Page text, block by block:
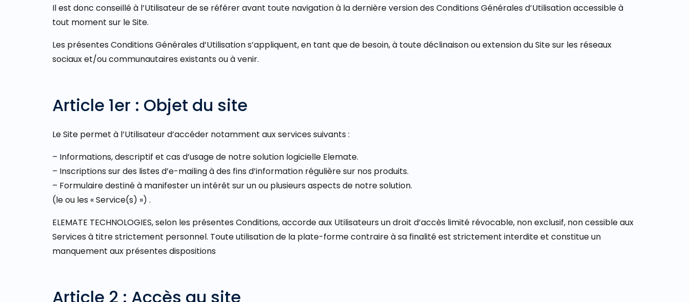
Il est donc conseillé à l’Utilisateur de se référer avant toute navigation à la dernière version des Conditions Générales d’Utilisation accessible à
tout moment sur le Site.
Les présentes Conditions Générales d’Utilisation s’appliquent, en tant que de besoin, à toute déclinaison ou extension du Site sur les réseaux
sociaux et/ou communautaires existants ou à venir.
Article 1er : Objet du site
Le Site permet à l’Utilisateur d’accéder notamment aux services suivants :
– Informations, descriptif et cas d’usage de notre solution logicielle Elemate.
– Inscriptions sur des listes d’e-mailing à des fins d’information régulière sur nos produits.
– Formulaire destiné à manifester un intérêt sur un ou plusieurs aspects de notre solution.
(le ou les « Service(s) ») .
ELEMATE TECHNOLOGIES, selon les présentes Conditions, accorde aux Utilisateurs un droit d’accès limité révocable, non exclusif, non cessible aux
Services à titre strictement personnel. Toute utilisation de la plate-forme contraire à sa finalité est strictement interdite et constitue un
manquement aux présentes dispositions
Article 2 : Accès au site